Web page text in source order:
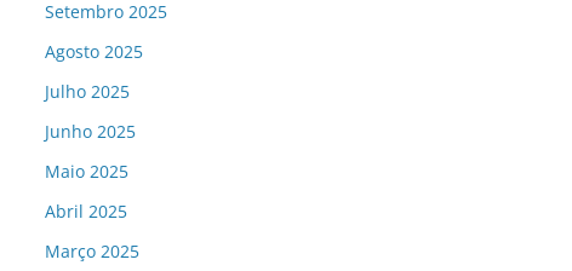
Setembro 2025
Agosto 2025
Julho 2025
Junho 2025
Maio 2025
Abril 2025
Março 2025